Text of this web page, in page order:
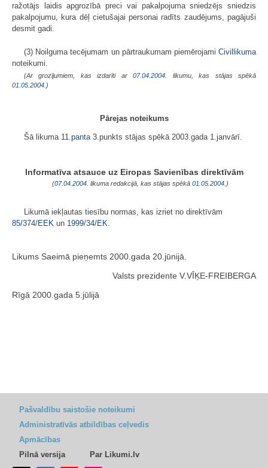
ražotājs laidis apgrozībā preci vai pakalpojuma sniedzējs sniedzis
pakalpojumu, kura dēļ cietušajai personai radīts zaudējums, pagājuši
desmit gadi.
(3) Noilguma tecējumam un pārtraukumam piemērojami Civillikuma
noteikumi.
(Ar grozījumiem, kas izdarīti ar07.04.2004 . likumu, kas stājas spēkā
01.05.2004. )
Pārejas noteikums
Šā likuma 11.panta3.punkts stājas spēkā 2003.gada 1.janvārī.
Informatīva atsauce uz Eiropas Savienības direktīvām
(07.04.2004. likuma redakcijā, kas stājas spēkā 01.05.2004. )
Likumā iekļautas tiesību normas, kas izriet no direktīvām
85/374/EEK un 1999/34/EK.
Likums Saeimā pieņemts 2000.gada 20.jūnijā.
Valsts prezidente V.VĪĶE-FREIBERGA
Rīgā 2000.gada 5.jūlijā
Pašvaldību saistošie noteikumi
Administratīvās atbildības ceļvedis
Apmācības
Pilnā versija
Par Likumi.lv